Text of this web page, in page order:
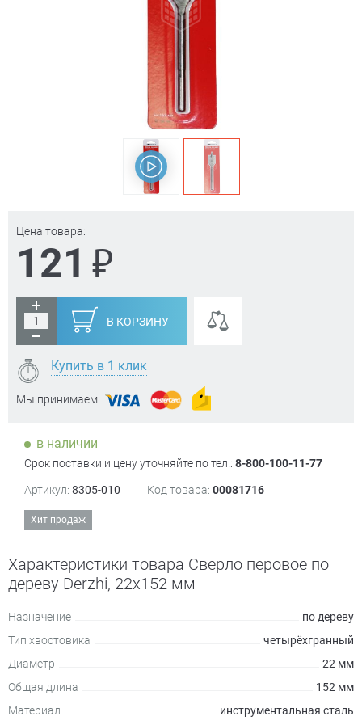
Цена товара:
121 ₽
В КОРЗИНУ
Купить в 1 клик
Мы принимаем
в наличии
Срок поставки и цену уточняйте по тел.: 8-800-100-11-77
Артикул: 8305-010 Код товара: 00081716
Хит продаж
Характеристики товара Сверло перовое по
дереву Derzhi, 22х152 мм
Назначение
по дереву
Тип хвостовика
четырёхгранный
Диаметр
22 мм
Общая длина
152 мм
Материал
инструментальная сталь